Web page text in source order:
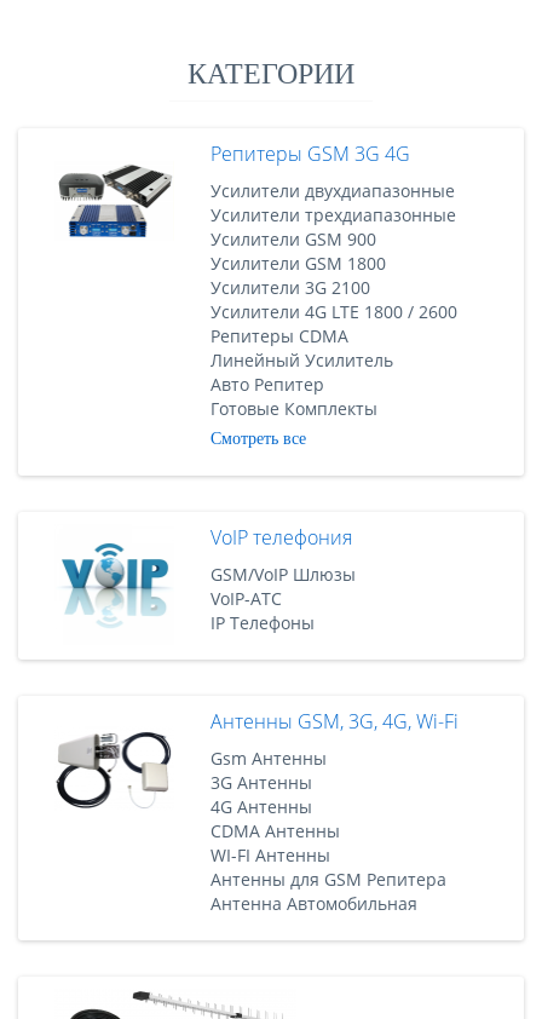
КАТЕГОРИИ
Репитеры GSM 3G 4G
Усилители двухдиапазонные
Усилители трехдиапазонные
Усилители GSM 900
Усилители GSM 1800
Усилители 3G 2100
Усилители 4G LTE 1800 / 2600
Репитеры CDMA
Линейный Усилитель
Авто Репитер
Готовые Комплекты
Смотреть все
VoIP телефония
GSM/VoIP Шлюзы
VoIP-АТС
IP Телефоны
Антенны GSM, 3G, 4G, Wi-Fi
Gsm Антенны
3G Антенны
4G Антенны
CDMA Антенны
WI-FI Антенны
Антенны для GSM Репитера
Антенна Автомобильная